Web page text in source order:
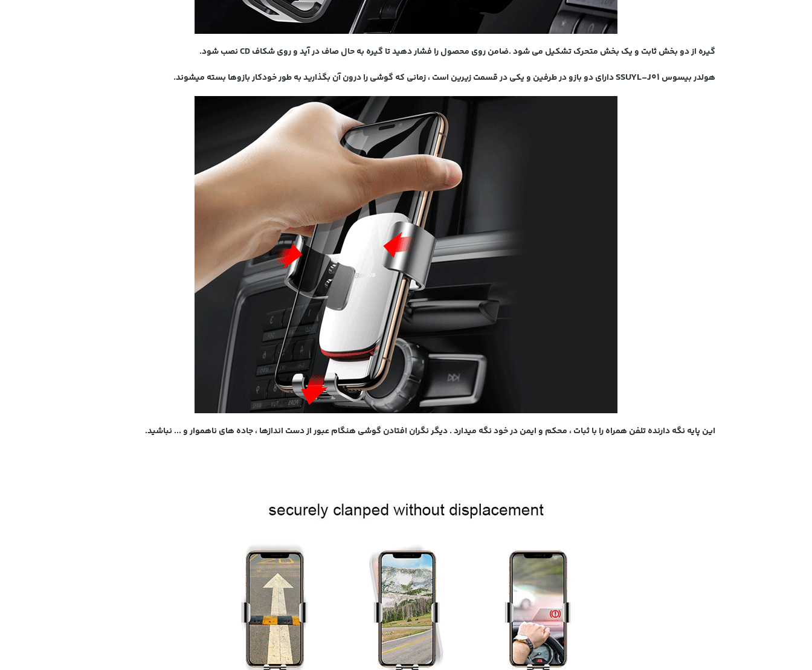
گیره از دو بخش ثابت و یک بخش متحرک تشکیل می شود .ضامن روی محصول را فشار دهید تا گیره به حال صاف در آید و روی شکاف CD نصب شود.
هولدر بیسوس
SSUYL-J01 دارای دو بازو در طرفین و یکی در قسمت زیرین است ، زمانی که گوشی را درون آن بگذارید به طور خودکار بازوها بسته میشوند.
این پایه نگه دارنده تلفن همراه را با ثبات ، محکم و ایمن در خود نگه میدارد . دیگر نگران افتادن گوشی هنگام عبور از دست اندازها ، جاده های ناهموار و ... نباشید.